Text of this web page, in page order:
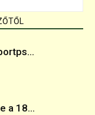
a 18...